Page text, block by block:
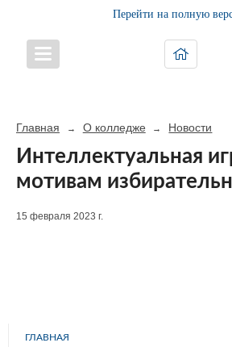
Перейти на полную
Главная → О колледже → Новости
Интеллектуальная
мотивам
15 февраля 2023 г.
ГЛАВНАЯ